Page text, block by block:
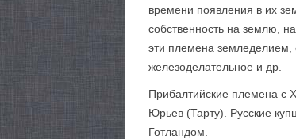
времени появления в их
собственность на землю,
эти племена земледелием,
железоделательное и др.
Прибалтийские племена с
Юрьев (Тарту). Русские
Готландом.